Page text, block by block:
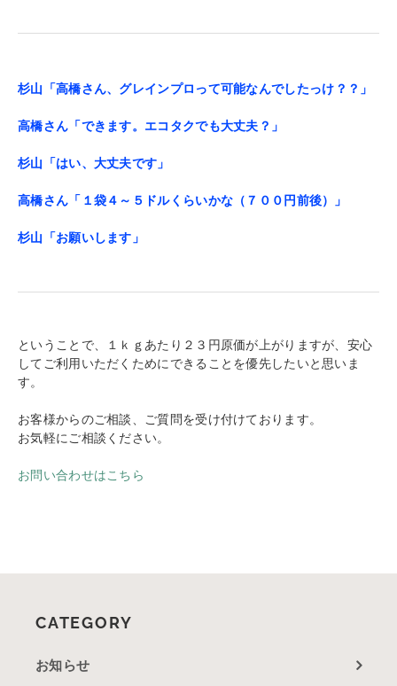
杉山「高橋さん、 グレインプロって可能なんでしたっけ？？」
高橋さん「できます。エコタクでも大丈夫？」
杉山「はい、大丈夫です」
高橋さん「１袋４～５ドルくらいかな（７００円前後）」
杉山「お願いします」
ということで、１ｋｇあたり２３円原価が上がりますが、安心
してご利用いただくためにできることを優先したいと思いま
す。
お客様からのご相談、ご質問を受け付けております。
お気軽にご相談ください。
お問い合わせはこちら
CATEGORY
お知らせ